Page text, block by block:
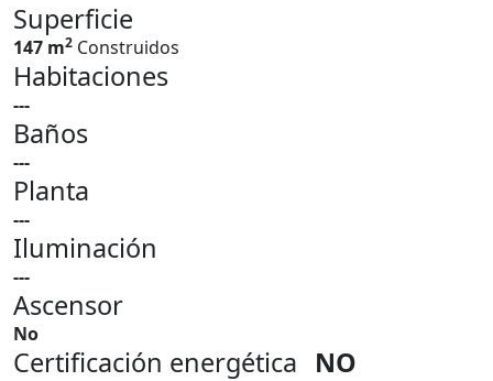
Superficie
147 m2 Construidos
Habitaciones
---
Baños
---
Planta
---
Iluminación
---
Ascensor
No
Certificación energética NO